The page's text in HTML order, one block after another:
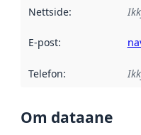
Nettside:
E-post:
Telefon:
Om dataane